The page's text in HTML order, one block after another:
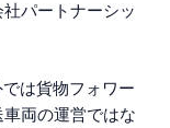
パートナーシッ
は貨物フォワー
両の運営ではな